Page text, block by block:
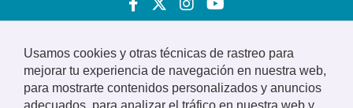
Usamos cookies y otras técnicas de rastreo para
mejorar tu experiencia de navegación en nuestra web,
para mostrarte contenidos personalizados y anuncios
adecuados, para analizar el tráfico en nuestra web y
© 2022 Universidad Pablo de Olavide
Aviso legal